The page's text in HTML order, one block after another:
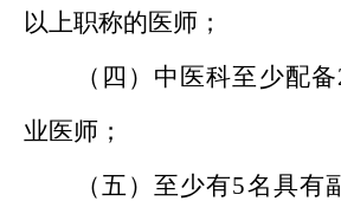
以上职称的医师；
（四）中医科至少配备
业医师；
（五）至少有5名具有